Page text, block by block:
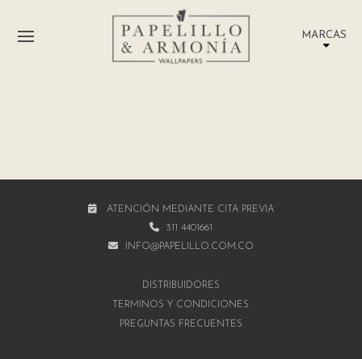
MARCAS
ATENCIÓN MEDIANTE CITA PREVIA
311 4401661
INFO@PAPELILLO.COM.CO
DISTRIBUIDORES
TÉRMINOS Y CONDICIONES
PREGUNTAS FRECUENTES